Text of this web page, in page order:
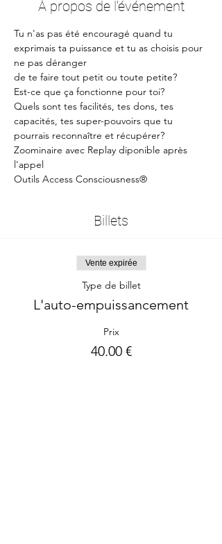
À propos de l'événement
Tu n'as pas été encouragé quand tu
exprimais ta puissance et tu as choisis pour
ne pas déranger
de te faire tout petit ou toute petite?
Est-ce que ça fonctionne pour toi?
Quels sont tes facilités, tes dons, tes
capacités, tes super-pouvoirs que tu
pourrais reconnaître et récupérer?
Zoominaire avec Replay diponible après
l'appel
Outils Access Consciousness®
Billets
Vente expirée
Type de billet
L'auto-empuissancement
Prix
40.00 €